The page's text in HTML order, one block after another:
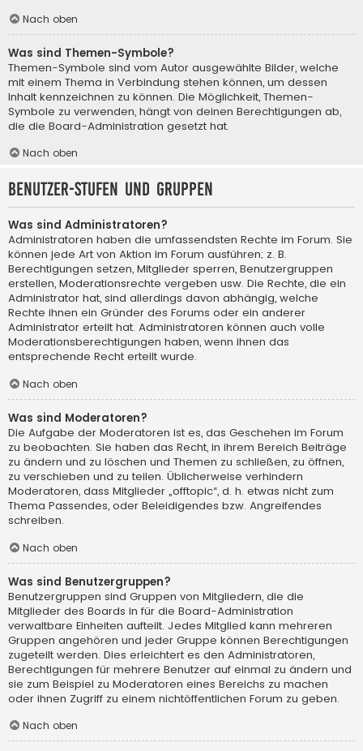
Nach oben
Was sind Themen-Symbole?
Themen-Symbole sind vom Autor ausgewählte Bilder, welche
mit einem Thema in Verbindung stehen können, um dessen
Inhalt kennzeichnen zu können. Die Möglichkeit, Themen-
Symbole zu verwenden, hängt von deinen Berechtigungen ab,
die die Board-Administration gesetzt hat.
Nach oben
Benutzer-Stufen und Gruppen
Was sind Administratoren?
Administratoren haben die umfassendsten Rechte im Forum. Sie
können jede Art von Aktion im Forum ausführen; z. B.
Berechtigungen setzen, Mitglieder sperren, Benutzergruppen
erstellen, Moderationsrechte vergeben usw. Die Rechte, die ein
Administrator hat, sind allerdings davon abhängig, welche
Rechte ihnen ein Gründer des Forums oder ein anderer
Administrator erteilt hat. Administratoren können auch volle
Moderationsberechtigungen haben, wenn ihnen das
entsprechende Recht erteilt wurde.
Nach oben
Was sind Moderatoren?
Die Aufgabe der Moderatoren ist es, das Geschehen im Forum
zu beobachten. Sie haben das Recht, in ihrem Bereich Beiträge
zu ändern und zu löschen und Themen zu schließen, zu öffnen,
zu verschieben und zu teilen. Üblicherweise verhindern
Moderatoren, dass Mitglieder „offtopic“, d. h. etwas nicht zum
Thema Passendes, oder Beleidigendes bzw. Angreifendes
schreiben.
Nach oben
Was sind Benutzergruppen?
Benutzergruppen sind Gruppen von Mitgliedern, die die
Mitglieder des Boards in für die Board-Administration
verwaltbare Einheiten aufteilt. Jedes Mitglied kann mehreren
Gruppen angehören und jeder Gruppe können Berechtigungen
zugeteilt werden. Dies erleichtert es den Administratoren,
Berechtigungen für mehrere Benutzer auf einmal zu ändern und
sie zum Beispiel zu Moderatoren eines Bereichs zu machen
oder ihnen Zugriff zu einem nichtöffentlichen Forum zu geben.
Nach oben